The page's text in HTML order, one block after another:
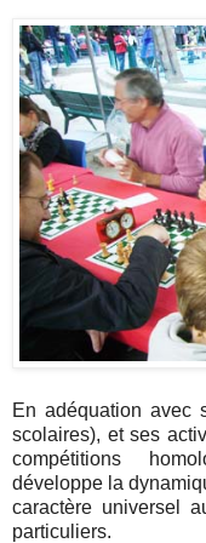
En adéquation
scolaires), et ses
compétitions
développe la
caractère universel
particuliers.